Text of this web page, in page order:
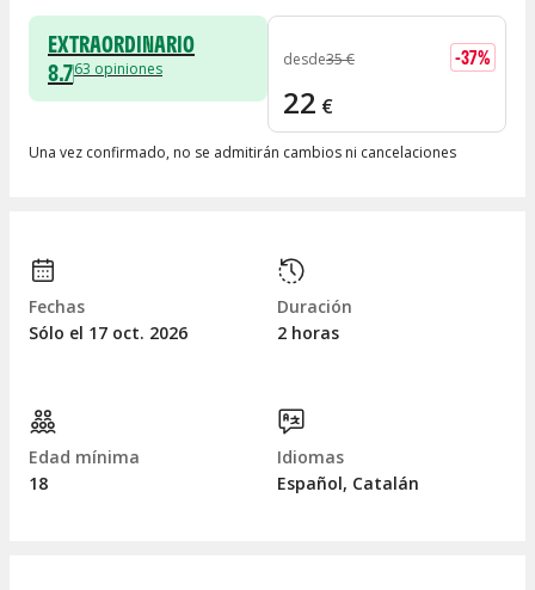
EXTRAORDINARIO
8.763 opiniones desde35€ -37%
22 €
Una vez confirmado, no se admitirán cambios ni cancelaciones
Fechas
Sólo el 17 oct. 2026
Duración
2 horas
Edad mínima
18
Idiomas
Español, Catalán